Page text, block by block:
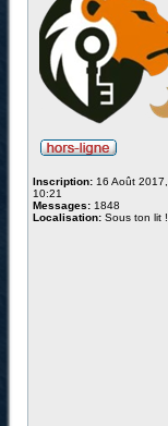
Inscription: 16 Août 2017,
10:21
Messages: 1848
Localisation: Sous ton lit !